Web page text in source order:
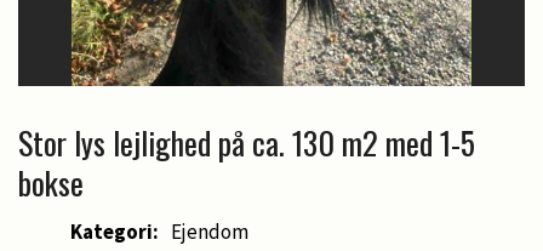
Stor lys lejlighed på ca. 130 m2 med 1-5
bokse
Kategori: Ejendom